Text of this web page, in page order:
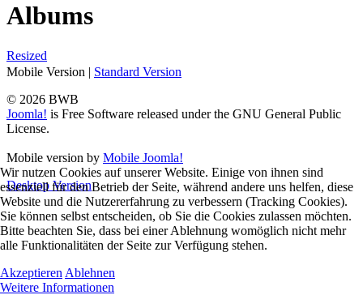
Albums
Resized
AdmirorGallery 5.0.0, author/sVasiljevski&Kekeljevic
Mobile Version | Standard Version
© 2026 BWB
Joomla! is Free Software released under the GNU General Public
License.
Mobile version by Mobile Joomla!
Desktop Version
Wir nutzen Cookies auf unserer Website. Einige von ihnen sind
essenziell für den Betrieb der Seite, während andere uns helfen, diese
Website und die Nutzererfahrung zu verbessern (Tracking Cookies).
Sie können selbst entscheiden, ob Sie die Cookies zulassen möchten.
Bitte beachten Sie, dass bei einer Ablehnung womöglich nicht mehr
alle Funktionalitäten der Seite zur Verfügung stehen.
Akzeptieren Ablehnen
Weitere Informationen